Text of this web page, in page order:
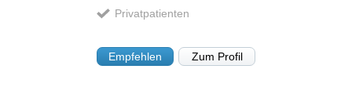
Privatpatienten
Empfehlen Zum Profil